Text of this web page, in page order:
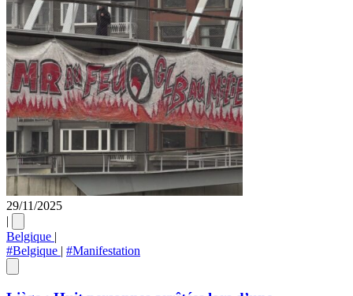
29/11/2025
|
Belgique |
#Belgique | #Manifestation